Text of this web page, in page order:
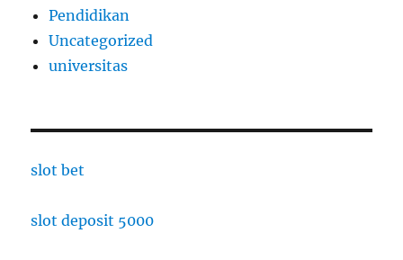
Pendidikan
Uncategorized
universitas
slot bet
slot deposit 5000